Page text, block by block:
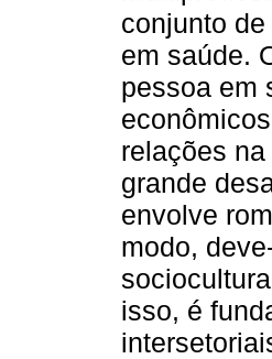
conjunto
em saúde.
pessoa em
relações
grande
envolve
modo,
isso, é